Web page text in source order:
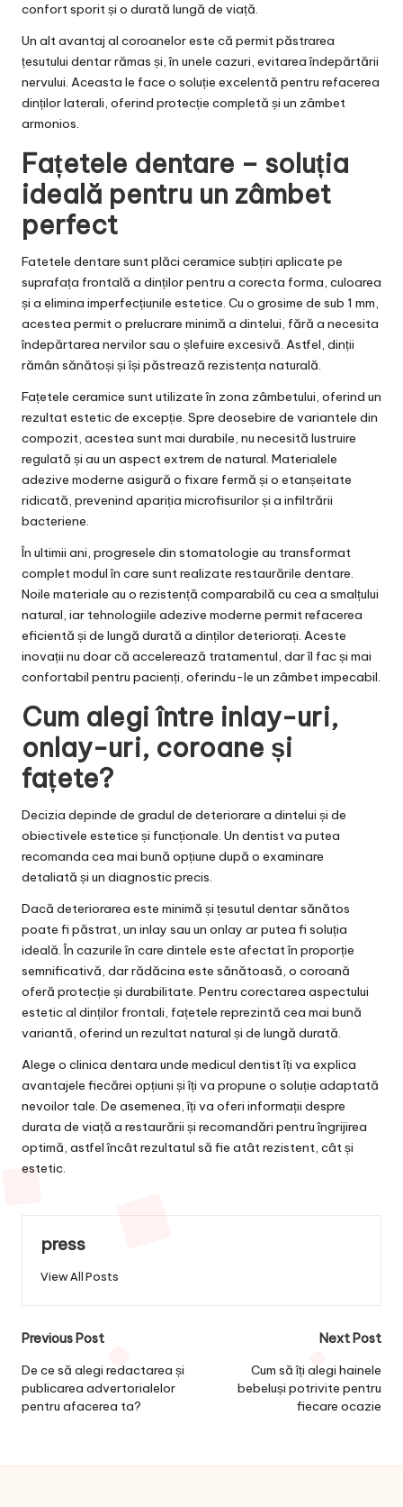
confort sporit și o durată lungă de viață.
Un alt avantaj al coroanelor este că permit păstrarea
țesutului dentar rămas și, în unele cazuri, evitarea îndepărtării
nervului. Aceasta le face o soluție excelentă pentru refacerea
dinților laterali, oferind protecție completă și un zâmbet
armonios.
Fațetele dentare – soluția
ideală pentru un zâmbet
perfect
Fatetele dentare sunt plăci ceramice subțiri aplicate pe
suprafața frontală a dinților pentru a corecta forma, culoarea
și a elimina imperfecțiunile estetice. Cu o grosime de sub 1 mm,
acestea permit o prelucrare minimă a dintelui, fără a necesita
îndepărtarea nervilor sau o șlefuire excesivă. Astfel, dinții
rămân sănătoși și își păstrează rezistența naturală.
Fațetele ceramice sunt utilizate în zona zâmbetului, oferind un
rezultat estetic de excepție. Spre deosebire de variantele din
compozit, acestea sunt mai durabile, nu necesită lustruire
regulată și au un aspect extrem de natural. Materialele
adezive moderne asigură o fixare fermă și o etanșeitate
ridicată, prevenind apariția microfisurilor și a infiltrării
bacteriene.
În ultimii ani, progresele din stomatologie au transformat
complet modul în care sunt realizate restaurările dentare.
Noile materiale au o rezistență comparabilă cu cea a smalțului
natural, iar tehnologiile adezive moderne permit refacerea
eficientă și de lungă durată a dinților deteriorați. Aceste
inovații nu doar că accelerează tratamentul, dar îl fac și mai
confortabil pentru pacienți, oferindu-le un zâmbet impecabil.
Cum alegi între inlay-uri,
onlay-uri, coroane și
fațete?
Decizia depinde de gradul de deteriorare a dintelui și de
obiectivele estetice și funcționale. Un dentist va putea
recomanda cea mai bună opțiune după o examinare
detaliată și un diagnostic precis.
Dacă deteriorarea este minimă și țesutul dentar sănătos
poate fi păstrat, un inlay sau un onlay ar putea fi soluția
ideală. În cazurile în care dintele este afectat în proporție
semnificativă, dar rădăcina este sănătoasă, o coroană
oferă protecție și durabilitate. Pentru corectarea aspectului
estetic al dinților frontali, fațetele reprezintă cea mai bună
variantă, oferind un rezultat natural și de lungă durată.
Alege o clinica dentara unde medicul dentist îți va explica
avantajele fiecărei opțiuni și îți va propune o soluție adaptată
nevoilor tale. De asemenea, îți va oferi informații despre
durata de viață a restaurării și recomandări pentru îngrijirea
optimă, astfel încât rezultatul să fie atât rezistent, cât și
estetic.
press
View All Posts
Post
navigation
Previous Post
De ce să alegi redactarea și
publicarea advertorialelor
pentru afacerea ta?
Next Post
Cum să îți alegi hainele
bebeluși potrivite pentru
fiecare ocazie